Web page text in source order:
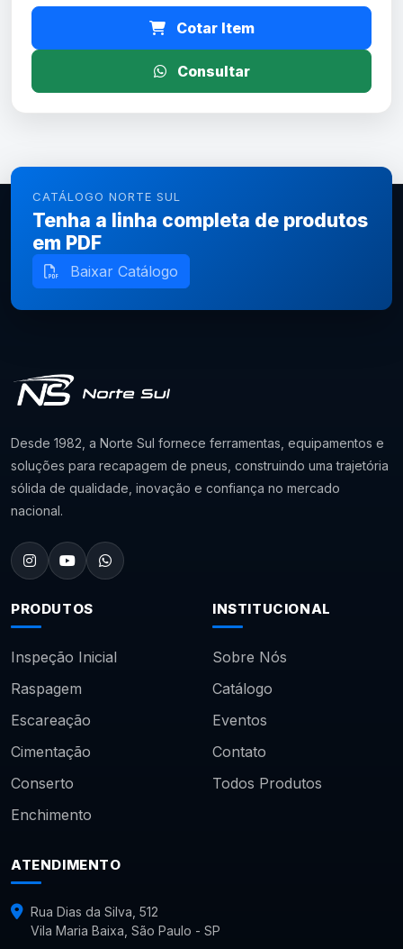
Cotar Item
Consultar
CATÁLOGO NORTE SUL
Tenha a linha completa de produtos
em PDF
Baixar Catálogo
Desde 1982, a Norte Sul fornece ferramentas, equipamentos e
soluções para recapagem de pneus, construindo uma trajetória
sólida de qualidade, inovação e confiança no mercado
nacional.
PRODUTOS
Inspeção Inicial
Raspagem
Escareação
Cimentação
Conserto
Enchimento
INSTITUCIONAL
Sobre Nós
Catálogo
Eventos
Contato
Todos Produtos
ATENDIMENTO
Rua Dias da Silva, 512
Vila Maria Baixa, São Paulo - SP